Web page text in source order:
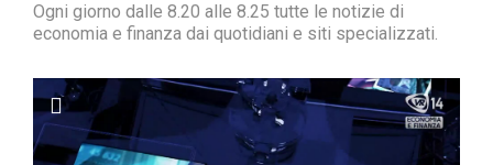
Ogni giorno dalle 8.20 alle 8.25 tutte le notizie di
economia e finanza dai quotidiani e siti specializzati.